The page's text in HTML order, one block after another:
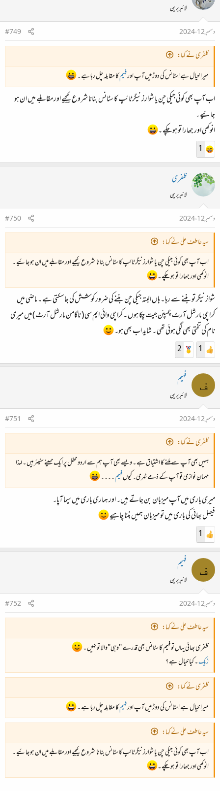
لائبریرین
دسمبر 12، 2024
#749
ظفری نے کہا:
میرا خیال ہے اسٹانس کی دوڑ میں آپ اورفہیمکا مقابلہ چل رہا ہے ۔
اب آپ بھی کوئی جیکی چن یا شوارزنیگر ٹائپ کا سٹانس بنانا شروع کیجیے اور مقابلے میں ان ہو
جائیے ۔
انوکھی اور جھارا تو ہو چکے ۔
1
ظفری
لائبریرین
دسمبر 12، 2024
#750
سید عاطف علی نے کہا:
اب آپ بھی کوئی جیکی چن یا شوارزنیگر ٹائپ کا سٹانس بنانا شروع کیجیے اور مقابلے میں ان ہو جائیے ۔
انوکھی اور جھارا تو ہو چکے ۔
شوازنیگر تو بننے سے رہا ۔ ہاں البتہ جیکی چن بننے کی ضرور کوشش کی جاسکتی ہے ۔ ماضی میں
کراچی مارشل آرٹ چمپئن جیت چکا ہوں ۔ کراچی وائی ایم سی ( ناگامن مارشل آرٹ )میں میری
نام کی تختی بھی لگی ہوئی تھی ۔ شاید اب بھی ہو۔
1
2
ف فہیم
لائبریرین
دسمبر 12، 2024
#751
ظفری نے کہا:
ہمیں بھی آپ سے ملنے کا اشتیاق ہے ۔ ویسے بھی آپ ہم سے اردو محفل پر ایک مہینے سنیئر ہیں ۔ لہذا
مہمان نوازی تو آپ کے ذمے ٹہری۔ کیوںفہیم۔۔۔۔
میری باری میں آپ میزبان بن جاتے ہیں۔ اور ہماری باری میں سیما آپا۔
فیصل بھائی کی باری میں تو میزبان ہمیں بننا چاہیے
1
ف فہیم
لائبریرین
دسمبر 12، 2024
#752
سید عاطف علی نے کہا:
ظفری بھائی یہاں تو فہیم کا سٹانس بھی قدرے "وہی"والا تو نہیں ۔
زیک۔ کیا خیال ہے ؟
ظفری نے کہا:
میرا خیال ہے اسٹانس کی دوڑ میں آپ اورفہیمکا مقابلہ چل رہا ہے ۔
سید عاطف علی نے کہا:
اب آپ بھی کوئی جیکی چن یا شوارزنیگر ٹائپ کا سٹانس بنانا شروع کیجیے اور مقابلے میں ان ہو جائیے ۔
انوکھی اور جھارا تو ہو چکے ۔